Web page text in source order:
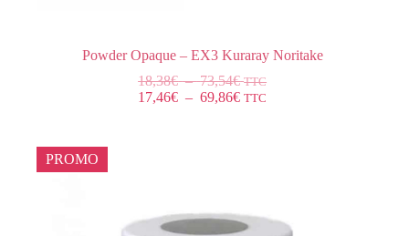
Powder Opaque – EX3 Kuraray Noritake
18,38€ – 73,54€ TTC
17,46€ – 69,86€ TTC
PROMO